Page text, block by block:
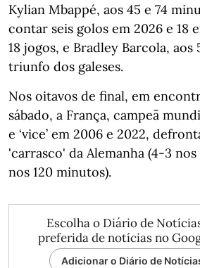
Kylian Mbappé, aos 45 e 74
contar seis golos em 2026 e 18
18 jogos, e Bradley Barcola, aos
triunfo dos galeses.
Nos oitavos de final, em
sábado, a França, campeã
e ‘vice’ em 2006 e 2022,
'carrasco' da Alemanha (4-3 nos
nos 120 minutos).
Escolha o Diário de
preferida de notícias no
Adicionar o Diário de